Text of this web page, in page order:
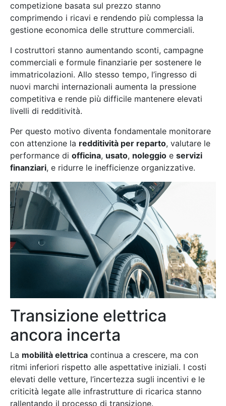
competizione basata sul prezzo stanno
comprimendo i ricavi e rendendo più complessa la
gestione economica delle strutture commerciali.
I costruttori stanno aumentando sconti, campagne
commerciali e formule finanziarie per sostenere le
immatricolazioni. Allo stesso tempo, l’ingresso di
nuovi marchi internazionali aumenta la pressione
competitiva e rende più difficile mantenere elevati
livelli di redditività.
Per questo motivo diventa fondamentale monitorare
con attenzione la redditività per reparto, valutare le
performance di officina, usato, noleggio e servizi
finanziari, e ridurre le inefficienze organizzative.
Transizione elettrica
ancora incerta
La mobilità elettrica continua a crescere, ma con
ritmi inferiori rispetto alle aspettative iniziali. I costi
elevati delle vetture, l’incertezza sugli incentivi e le
criticità legate alle infrastrutture di ricarica stanno
rallentando il processo di transizione.